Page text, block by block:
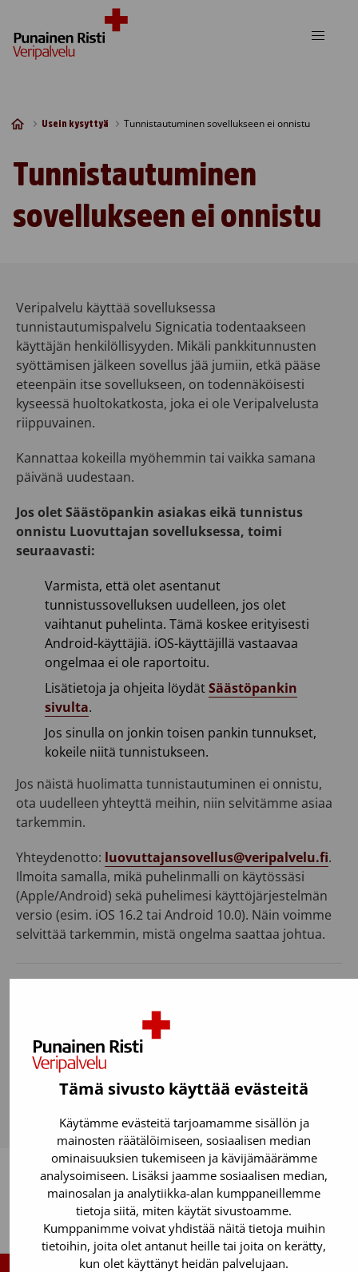
Tämä sivusto käyttää evästeitä
Käytämme evästeitä tarjoamamme sisällön ja
mainosten räätälöimiseen, sosiaalisen median
ominaisuuksien tukemiseen ja kävijämäärämme
analysoimiseen. Lisäksi jaamme sosiaalisen median,
mainosalan ja analytiikka-alan kumppaneillemme
tietoja siitä, miten käytät sivustoamme.
Kumppanimme voivat yhdistää näitä tietoja muihin
tietoihin, joita olet antanut heille tai joita on kerätty,
kun olet käyttänyt heidän palvelujaan.
Usein kysyttyä Tunnistautuminen sovellukseen ei onnistu
Tunnistautuminen
sovellukseen ei onnistu
Veripalvelu käyttää sovelluksessa
tunnistautumispalvelu Signicatia todentaakseen
käyttäjän henkilöllisyyden. Mikäli pankkitunnusten
syöttämisen jälkeen sovellus jää jumiin, etkä pääse
eteenpäin itse sovellukseen, on todennäköisesti
kyseessä huoltokatkosta, joka ei ole Veripalvelusta
riippuvainen.
Kannattaa kokeilla myöhemmin tai vaikka samana
päivänä uudestaan.
Jos olet Säästöpankin asiakas eikä tunnistus
onnistu Luovuttajan sovelluksessa, toimi
seuraavasti:
Varmista, että olet asentanut
tunnistussovelluksen uudelleen, jos olet
vaihtanut puhelinta. Tämä koskee erityisesti
Android-käyttäjiä. iOS-käyttäjillä vastaavaa
ongelmaa ei ole raportoitu.
Lisätietoja ja ohjeita löydätSäästöpankin
sivulta.
Jos sinulla on jonkin toisen pankin tunnukset,
kokeile niitä tunnistukseen.
Jos näistä huolimatta tunnistautuminen ei onnistu,
ota uudelleen yhteyttä meihin, niin selvitämme asiaa
tarkemmin.
Yhteydenotto: luovuttajansovellus@veripalvelu.fi.
Ilmoita samalla, mikä puhelinmalli on käytössäsi
(Apple/Android) sekä puhelimesi käyttöjärjestelmän
versio (esim. iOS 16.2 tai Android 10.0). Näin voimme
selvittää tarkemmin, mistä ongelma saattaa johtua.
Viimeksi päivitetty: 18.09.2025
Usein kysyttyä
Takaisin ylös